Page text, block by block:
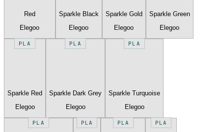
Red
Elegoo
Sparkle Black
Elegoo
Sparkle Gold
Elegoo
Sparkle Green
Elegoo
PLA
Sparkle Red
Elegoo
PLA
Sparkle Dark Grey
Elegoo
PLA
Sparkle Turquoise
Elegoo
PLA PLA PLA PLA